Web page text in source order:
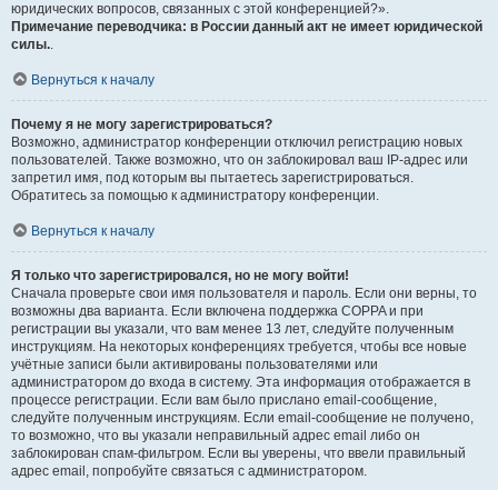
юридических вопросов, связанных с этой конференцией?».
Примечание переводчика: в России данный акт не имеет юридической
силы..
Вернуться к началу
Почему я не могу зарегистрироваться?
Возможно, администратор конференции отключил регистрацию новых
пользователей. Также возможно, что он заблокировал ваш IP-адрес или
запретил имя, под которым вы пытаетесь зарегистрироваться.
Обратитесь за помощью к администратору конференции.
Вернуться к началу
Я только что зарегистрировался, но не могу войти!
Сначала проверьте свои имя пользователя и пароль. Если они верны, то
возможны два варианта. Если включена поддержка COPPA и при
регистрации вы указали, что вам менее 13 лет, следуйте полученным
инструкциям. На некоторых конференциях требуется, чтобы все новые
учётные записи были активированы пользователями или
администратором до входа в систему. Эта информация отображается в
процессе регистрации. Если вам было прислано email-сообщение,
следуйте полученным инструкциям. Если email-сообщение не получено,
то возможно, что вы указали неправильный адрес email либо он
заблокирован спам-фильтром. Если вы уверены, что ввели правильный
адрес email, попробуйте связаться с администратором.